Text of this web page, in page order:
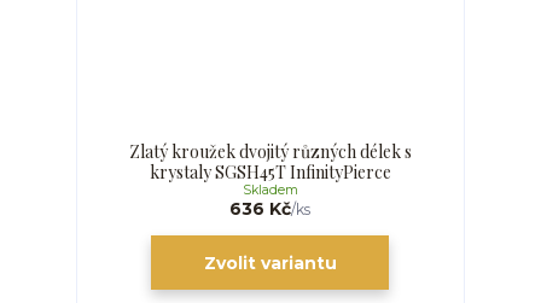
Zlatý kroužek dvojitý různých délek s
krystaly SGSH45T InfinityPierce
636 Kč/ks
Skladem
Zvolit variantu